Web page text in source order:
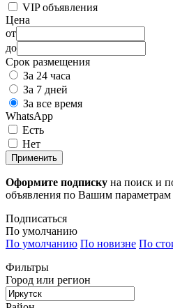
VIP объявления
Цена
от
до
Срок размещения
За 24 часа
За 7 дней
За все время
WhatsApp
Есть
Нет
Применить
Оформите подписку на поиск и
объявления по Вашим параметрам
Подписаться
По умолчанию
По умолчанию По новизне По
Фильтры
Город или регион